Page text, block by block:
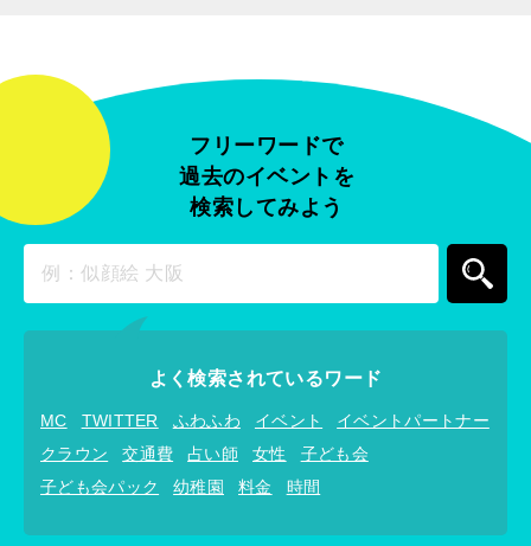
フリーワードで
過去のイベントを
検索してみよう
よく検索されているワード
MC TWITTER ふわふわ イベント
イベントパートナー
クラウン
交通費 占い師 女性
子ども会
子ども会パック
幼稚園 料金 時間